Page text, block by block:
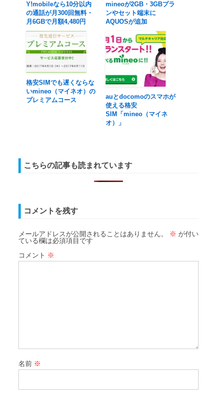
Y!mobileなら10分以内
の通話が月300回無料・
月6GBで月額4,480円
mineoが2GB・3GBプラ
ンやセット端末に
AQUOSが追加
格安SIMでも遅くならな
いmineo（マイネオ）の
プレミアムコース
auとdocomoのスマホが
使える格安
SIM「mineo（マイネ
オ）」
こちらの記事も読まれています
コメントを残す
メールアドレスが公開されることはありません。 ※ が付い
ている欄は必須項目です
コメント ※
名前 ※